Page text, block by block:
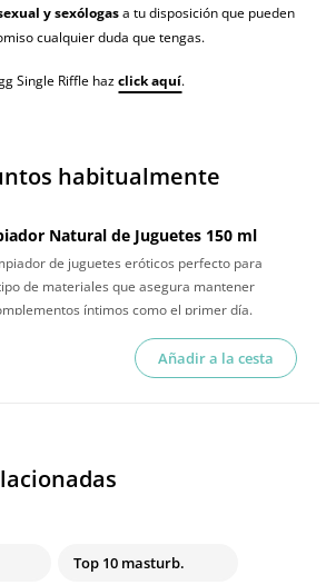
y sexólogasa tu disposición que pueden
cualquier duda que tengas.
Single Riffle hazclick aquí.
habitualmente
Natural de Juguetes 150 ml
de juguetes eróticos perfecto para
de materiales que asegura mantener
íntimos como el primer día.
Añadir a la cesta
Top 10 masturb.